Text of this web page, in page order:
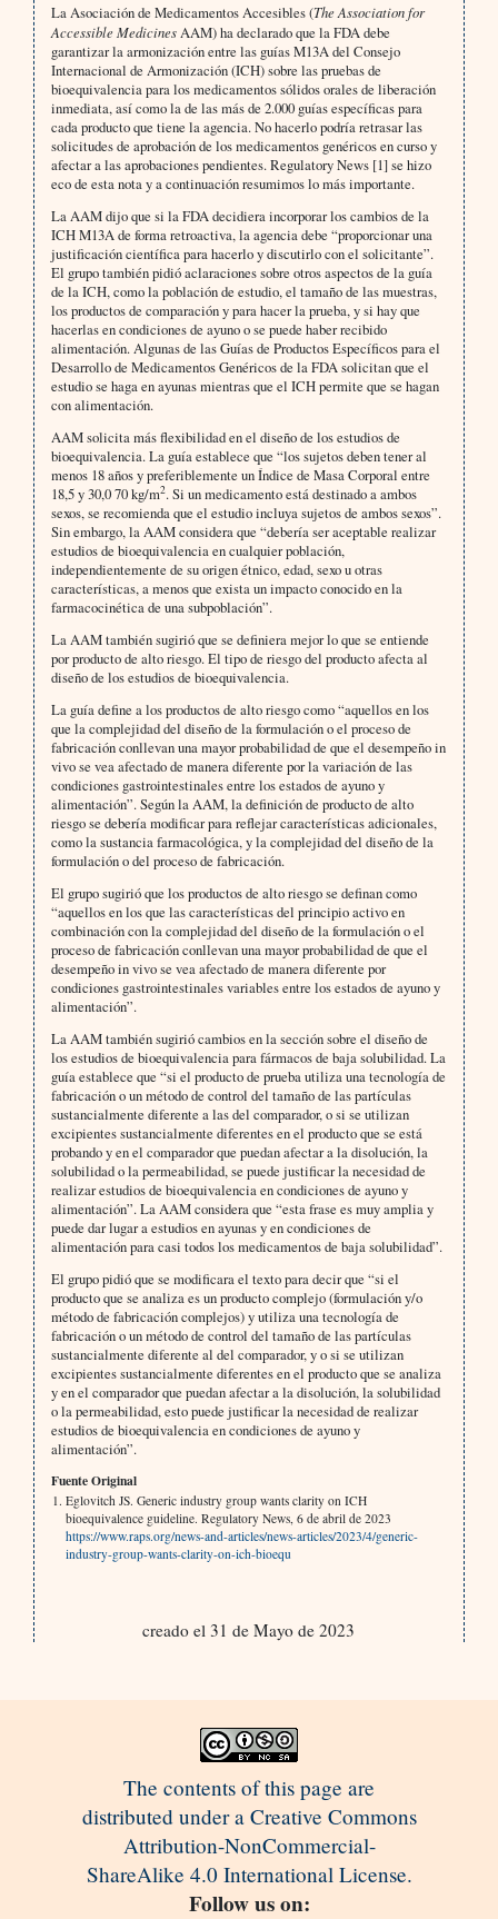
La Asociación de Medicamentos Accesibles (The Association for
Accessible MedicinesAAM) ha declarado que la FDA debe
garantizar la armonización entre las guías M13A del Consejo
Internacional de Armonización (ICH) sobre las pruebas de
bioequivalencia para los medicamentos sólidos orales de liberación
inmediata, así como la de las más de 2.000 guías específicas para
cada producto que tiene la agencia. No hacerlo podría retrasar las
solicitudes de aprobación de los medicamentos genéricos en curso y
afectar a las aprobaciones pendientes. Regulatory News [1] se hizo
eco de esta nota y a continuación resumimos lo más importante.
La AAM dijo que si la FDA decidiera incorporar los cambios de la
ICH M13A de forma retroactiva, la agencia debe “proporcionar una
justificación científica para hacerlo y discutirlo con el solicitante”.
El grupo también pidió aclaraciones sobre otros aspectos de la guía
de la ICH, como la población de estudio, el tamaño de las muestras,
los productos de comparación y para hacer la prueba, y si hay que
hacerlas en condiciones de ayuno o se puede haber recibido
alimentación. Algunas de las Guías de Productos Específicos para el
Desarrollo de Medicamentos Genéricos de la FDA solicitan que el
estudio se haga en ayunas mientras que el ICH permite que se hagan
con alimentación.
AAM solicita más flexibilidad en el diseño de los estudios de
bioequivalencia. La guía establece que “los sujetos deben tener al
menos 18 años y preferiblemente un Índice de Masa Corporal entre
18,5 y 30,0 70 kg/m2. Si un medicamento está destinado a ambos
sexos, se recomienda que el estudio incluya sujetos de ambos sexos”.
Sin embargo, la AAM considera que “debería ser aceptable realizar
estudios de bioequivalencia en cualquier población,
independientemente de su origen étnico, edad, sexo u otras
características, a menos que exista un impacto conocido en la
farmacocinética de una subpoblación”.
La AAM también sugirió que se definiera mejor lo que se entiende
por producto de alto riesgo. El tipo de riesgo del producto afecta al
diseño de los estudios de bioequivalencia.
La guía define a los productos de alto riesgo como “aquellos en los
que la complejidad del diseño de la formulación o el proceso de
fabricación conllevan una mayor probabilidad de que el desempeño in
vivo se vea afectado de manera diferente por la variación de las
condiciones gastrointestinales entre los estados de ayuno y
alimentación”. Según la AAM, la definición de producto de alto
riesgo se debería modificar para reflejar características adicionales,
como la sustancia farmacológica, y la complejidad del diseño de la
formulación o del proceso de fabricación.
El grupo sugirió que los productos de alto riesgo se definan como
“aquellos en los que las características del principio activo en
combinación con la complejidad del diseño de la formulación o el
proceso de fabricación conllevan una mayor probabilidad de que el
desempeño in vivo se vea afectado de manera diferente por
condiciones gastrointestinales variables entre los estados de ayuno y
alimentación”.
La AAM también sugirió cambios en la sección sobre el diseño de
los estudios de bioequivalencia para fármacos de baja solubilidad. La
guía establece que “si el producto de prueba utiliza una tecnología de
fabricación o un método de control del tamaño de las partículas
sustancialmente diferente a las del comparador, o si se utilizan
excipientes sustancialmente diferentes en el producto que se está
probando y en el comparador que puedan afectar a la disolución, la
solubilidad o la permeabilidad, se puede justificar la necesidad de
realizar estudios de bioequivalencia en condiciones de ayuno y
alimentación”. La AAM considera que “esta frase es muy amplia y
puede dar lugar a estudios en ayunas y en condiciones de
alimentación para casi todos los medicamentos de baja solubilidad”.
El grupo pidió que se modificara el texto para decir que “si el
producto que se analiza es un producto complejo (formulación y/o
método de fabricación complejos) y utiliza una tecnología de
fabricación o un método de control del tamaño de las partículas
sustancialmente diferente al del comparador, y o si se utilizan
excipientes sustancialmente diferentes en el producto que se analiza
y en el comparador que puedan afectar a la disolución, la solubilidad
o la permeabilidad, esto puede justificar la necesidad de realizar
estudios de bioequivalencia en condiciones de ayuno y
alimentación”.
Fuente Original
Eglovitch JS. Generic industry group wants clarity on ICH
bioequivalence guideline. Regulatory News, 6 de abril de 2023
https://www.raps.org/news-and-articles/news-articles/2023/4/generic-
industry-group-wants-clarity-on-ich-bioequ
creado el 31 de Mayo de 2023
The contents of this page are
distributed under a Creative Commons
Attribution-NonCommercial-
ShareAlike 4.0 International License.
Follow us on: